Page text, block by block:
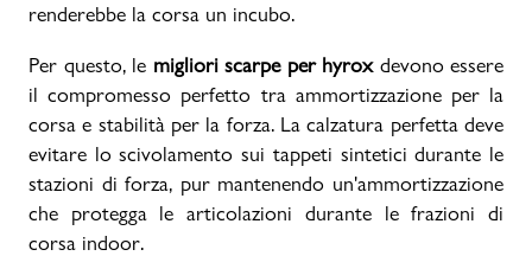
renderebbe la corsa un incubo.
Per questo, le migliori scarpe per hyroxdevono essere
il compromesso perfetto tra ammortizzazione per la
corsa e stabilità per la forza. La calzatura perfetta deve
evitare lo scivolamento sui tappeti sintetici durante le
stazioni di forza, pur mantenendo un'ammortizzazione
che protegga le articolazioni durante le frazioni di
corsa indoor.